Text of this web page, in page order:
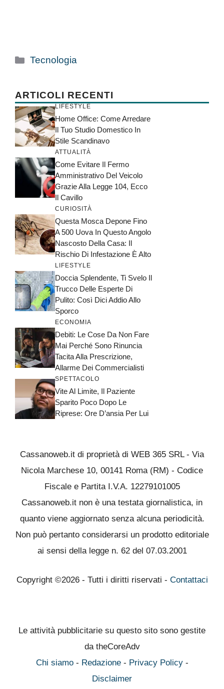
Categorie
Tecnologia
ARTICOLI RECENTI
LIFESTYLE
Home Office: Come Arredare
Il Tuo Studio Domestico In
Stile Scandinavo
ATTUALITÀ
Come Evitare Il Fermo
Amministrativo Del Veicolo
Grazie Alla Legge 104, Ecco
Il Cavillo
CURIOSITÀ
Questa Mosca Depone Fino
A 500 Uova In Questo Angolo
Nascosto Della Casa: Il
Rischio Di Infestazione È Alto
LIFESTYLE
Doccia Splendente, Ti Svelo Il
Trucco Delle Esperte Di
Pulito: Così Dici Addio Allo
Sporco
ECONOMIA
Debiti: Le Cose Da Non Fare
Mai Perché Sono Rinuncia
Tacita Alla Prescrizione,
Allarme Dei Commercialisti
SPETTACOLO
Vite Al Limite, Il Paziente
Sparito Poco Dopo Le
Riprese: Ore D’ansia Per Lui
Cassanoweb.it di proprietà di WEB 365 SRL - Via
Nicola Marchese 10, 00141 Roma (RM) - Codice
Fiscale e Partita I.V.A. 12279101005
Cassanoweb.it non è una testata giornalistica, in
quanto viene aggiornato senza alcuna periodicità.
Non può pertanto considerarsi un prodotto editoriale
ai sensi della legge n. 62 del 07.03.2001
Copyright ©2026 - Tutti i diritti riservati - Contattaci
Le attività pubblicitarie su questo sito sono gestite
da theCoreAdv
Chi siamo- Redazione- Privacy Policy-
Disclaimer